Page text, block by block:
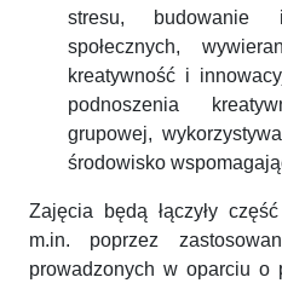
stresu, budowanie
społecznych,
kreatywność i
podnoszenia
grupowej,
środowisko
Zajęcia będą łączyły
m.in. poprzez
prowadzonych w oparciu o